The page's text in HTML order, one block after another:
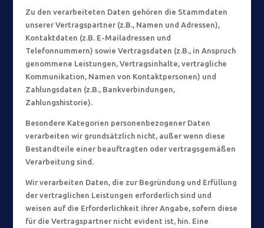
Zu den verarbeiteten Daten gehören die Stammdaten
unserer Vertragspartner (z.B., Namen und Adressen),
Kontaktdaten (z.B. E-Mailadressen und
Telefonnummern) sowie Vertragsdaten (z.B., in Anspruch
genommene Leistungen, Vertragsinhalte, vertragliche
Kommunikation, Namen von Kontaktpersonen) und
Zahlungsdaten (z.B., Bankverbindungen,
Zahlungshistorie).
Besondere Kategorien personenbezogener Daten
verarbeiten wir grundsätzlich nicht, außer wenn diese
Bestandteile einer beauftragten oder vertragsgemäßen
Verarbeitung sind.
Wir verarbeiten Daten, die zur Begründung und Erfüllung
der vertraglichen Leistungen erforderlich sind und
weisen auf die Erforderlichkeit ihrer Angabe, sofern diese
für die Vertragspartner nicht evident ist, hin. Eine